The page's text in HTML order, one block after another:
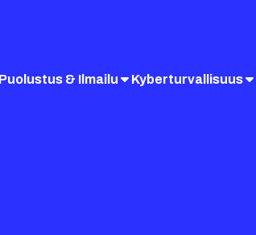
Puolustus & Ilmailu Kyberturvallisuus